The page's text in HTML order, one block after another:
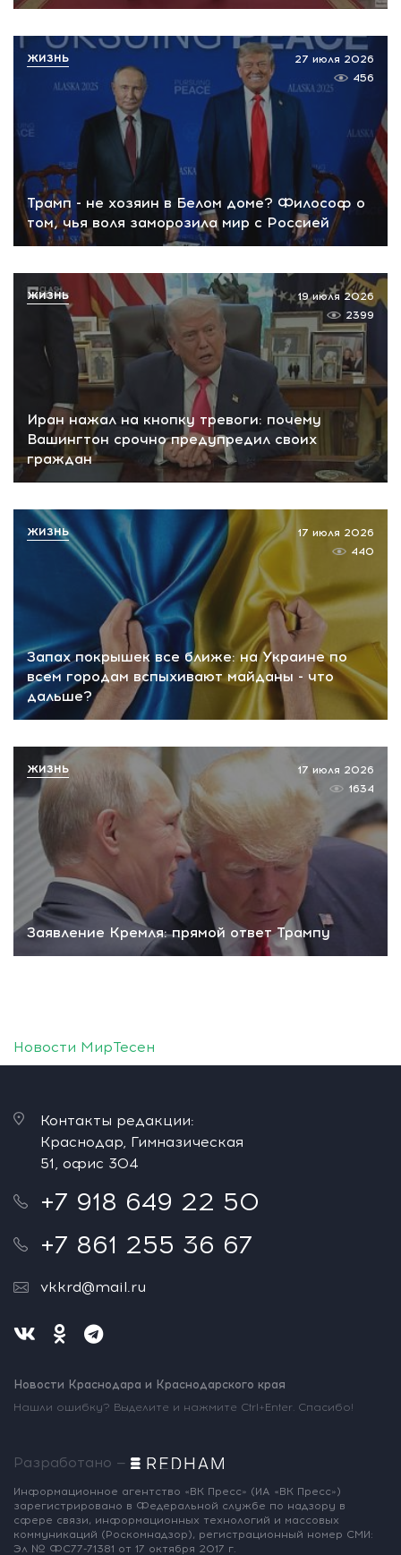
Трамп - не хозяин в Белом доме? Философ о
том, чья воля заморозила мир с Россией
27 июля 2026
456
ЖИЗНЬ
Иран нажал на кнопку тревоги: почему
Вашингтон срочно предупредил своих
граждан
19 июля 2026
2399
ЖИЗНЬ
Запах покрышек все ближе: на Украине по
всем городам вспыхивают майданы - что
дальше?
17 июля 2026
440
ЖИЗНЬ
Заявление Кремля: прямой ответ Трампу
17 июля 2026
1634
ЖИЗНЬ
Новости МирТесен
Контакты редакции:
Краснодар, Гимназическая
51, офис 304
+7 918 649 22 50
+7 861 255 36 67
vkkrd@mail.ru
Новости Краснодара и Краснодарского края
Нашли ошибку? Выделите и нажмите Ctrl+Enter. Спасибо!
Разработано —
Информационное агентство «ВК Пресс» (ИА «ВК Пресс»)
зарегистрировано в Федеральной службе по надзору в
сфере связи, информационных технологий и массовых
коммуникаций (Роскомнадзор), регистрационный номер СМИ:
Эл № ФС77-71381 от 17 октября 2017 г.